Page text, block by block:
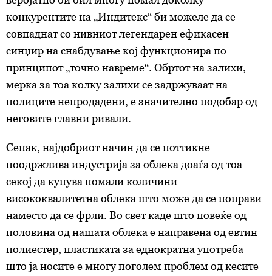
деталите“. Согласноста можете во кој било момент да
ја повлечете без негативни последици.
конкурентите на „Индитекс“ би можеле да се
совпаднат со нивниот легендарен ефикасен
синџир на снабдување кој функционира по
принципот „точно навреме“. Обртот на залихи,
мерка за тоа колку залихи се задржуваат на
полиците непродадени, е значително подобар од
неговите главни ривали.
Сепак, најдобриот начин да се поттикне
поодржлива индустрија за облека доаѓа од тоа
секој да купува помали количини
висококвалитетна облека што може да се поправи
наместо да се фрли. Во свет каде што повеќе од
половина од нашата облека е направена од евтин
полиестер, пластиката за еднократна употреба
што ја носите е многу поголем проблем од кесите